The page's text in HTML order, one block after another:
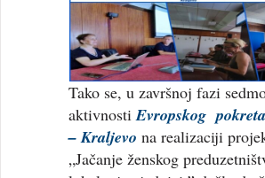
Tako se, u završnoj fazi
aktivnostiEvropskog
– Kraljevona realizaciji
„Jačanje ženskog